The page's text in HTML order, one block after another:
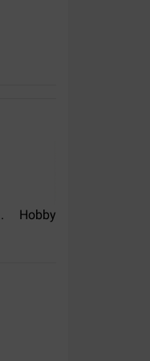
HobbyFirst Canex...